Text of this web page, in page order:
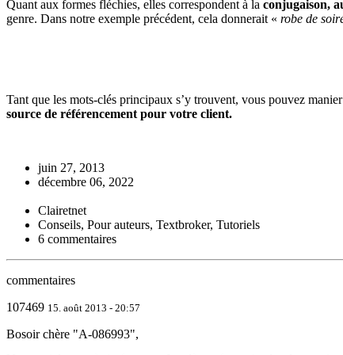
Quant aux formes fléchies, elles correspondent à la conjugaison,
genre. Dans notre exemple précédent, cela donnerait « robe de
Tant que les mots-clés principaux s’y trouvent, vous pouvez
source de référencement pour votre client.
juin 27, 2013
décembre 06, 2022
Clairetnet
Conseils, Pour auteurs, Textbroker, Tutoriels
6 commentaires
commentaires
107469 15. août 2013 - 20:57
Bosoir chère "A-086993",